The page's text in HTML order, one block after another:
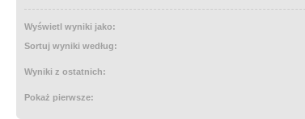
Wyświetl wyniki jako:
Sortuj wyniki według:
Wyniki z ostatnich:
Pokaż pierwsze: